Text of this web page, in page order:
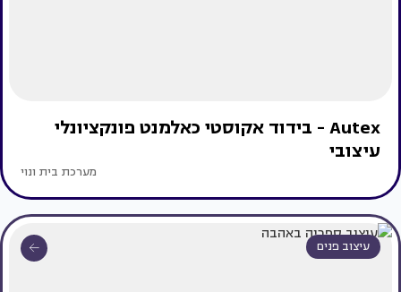
Autex - בידוד אקוסטי כאלמנט פונקציונלי
עיצובי
מערכת בית ונוי
עיצוב פנים